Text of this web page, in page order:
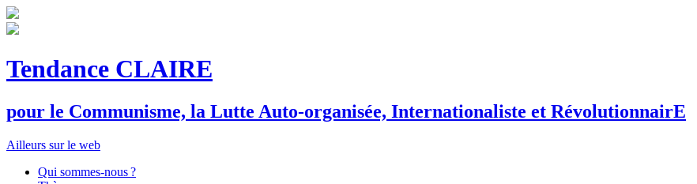
Tendance CLAIRE
pour le Communisme, la Lutte Auto-organisée, Internationaliste et RévolutionnairE
Ailleurs sur le web
Qui sommes-nous ?